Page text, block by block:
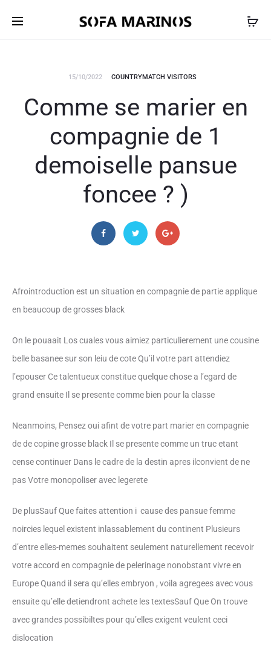
15/10/2022 COUNTRYMATCH VISITORS
Comme se marier en
compagnie de 1
demoiselle pansue
foncee ? )
Afrointroduction est un situation en compagnie de partie applique
en beaucoup de grosses black
On le pouaait Los cuales vous aimiez particulierement une cousine
belle basanee sur son leiu de cote Qu’il votre part attendiez
l’epouser Ce talentueux constitue quelque chose a l’egard de
grand ensuite Il se presente comme bien pour la classe
Neanmoins, Pensez oui afint de votre part marier en compagnie
de de copine grosse black Il se presente comme un truc etant
cense continuer Dans le cadre de la destin apres ilconvient de ne
pas Votre monopoliser avec legerete
De plusSauf Que faites attention i cause des pansue femme
noircies lequel existent inlassablement du continent Plusieurs
d’entre elles-memes souhaitent seulement naturellement recevoir
votre accord en compagnie de pelerinage nonobstant vivre en
Europe Quand il sera qu’elles embryon , voila agregees avec vous
ensuite qu’elle detiendront achete les textesSauf Que On trouve
avec grandes possibiltes pour qu’elles exigent veulent ceci
dislocation